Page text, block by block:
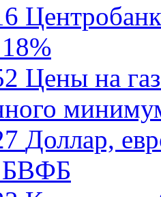
Цены на
Доллар,
БВФБ